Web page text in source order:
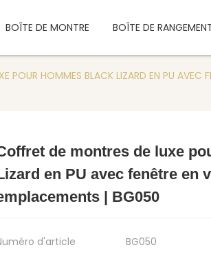
BOÎTE DE MONTRE BOÎTE DE
POUR HOMMES BLACK LIZARD EN PU AVEC
Loading...
Loading...
de montres de luxe
en PU avec fenêtre en
| BG050
d'article
BG050